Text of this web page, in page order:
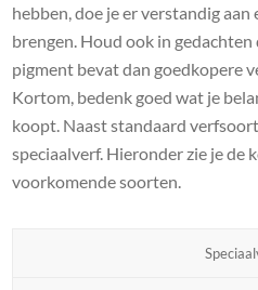
hebben, doe je er verstandig
brengen. Houd ook in
pigment bevat dan goedkopere
Kortom, bedenk goed wat je
koopt. Naast standaard
speciaalverf. Hieronder zie je de
voorkomende soorten.